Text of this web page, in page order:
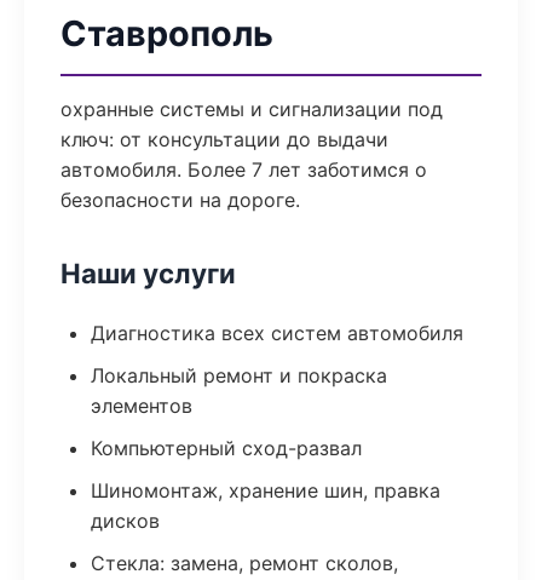
Ставрополь
охранные системы и сигнализации под
ключ: от консультации до выдачи
автомобиля. Более 7 лет заботимся о
безопасности на дороге.
Наши услуги
Диагностика всех систем автомобиля
Локальный ремонт и покраска
элементов
Компьютерный сход-развал
Шиномонтаж, хранение шин, правка
дисков
Стекла: замена, ремонт сколов,